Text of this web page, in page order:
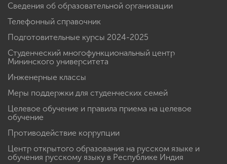
Сведения об образовательной организации
Телефонный справочник
Подготовительные курсы 2024-2025
Студенческий многофункциональный центр
Мининского университета
Инженерные классы
Меры поддержки для студенческих семей
Целевое обучение и правила приема на целевое
обучение
Противодействие коррупции
Центр открытого образования на русском языке и
обучения русскому языку в Республике Индия